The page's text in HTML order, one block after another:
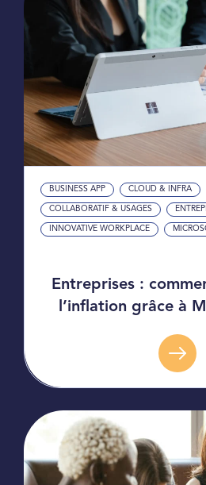
BUSINESS APP CLOUD & INFRA
COLLABORATIF & USAGES
INNOVATIVE WORKPLACE
Entreprises :
l’inflation grâce à